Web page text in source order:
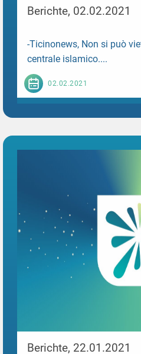
Berichte, 02.02.2021
-Ticinonews, Non si può
centrale islamico....
02.02.2021
Berichte, 22.01.2021